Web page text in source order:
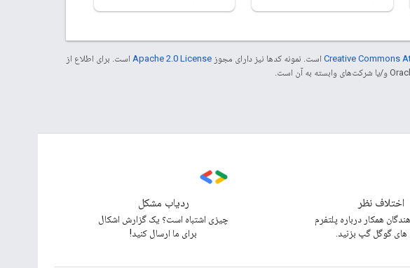
Creative Commons است. نمونه کدها نیز دارای مجوز Apache 2.0 License است. برای اطلاع از
اختلاف نظر
همکار درباره پلتفرم
های گوگل گپ بزنید.
ردیاب مشکل
چیزی اشتباه است؟ یک گزارش اشکال
برای ما ارسال کنید!